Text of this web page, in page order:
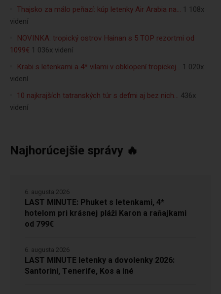
Thajsko za málo peňazí: kúp letenky Air Arabia na… 1 108x
videní
NOVINKA: tropický ostrov Hainan s 5 TOP rezortmi od
1099€ 1 036x videní
Krabi s letenkami a 4* vilami v obklopení tropickej… 1 020x
videní
10 najkrajších tatranských túr s deťmi aj bez nich… 436x
videní
Najhorúcejšie správy 🔥
LAST MINUTE: Phuket s letenkami, 4*
hotelom pri krásnej pláži Karon a raňajkami
od 799€
6. augusta 2026
LAST MINUTE letenky a dovolenky 2026:
Santorini, Tenerife, Kos a iné
6. augusta 2026